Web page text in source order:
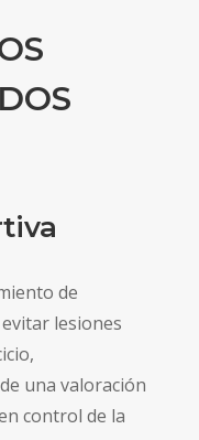
de
lesiones
una valoración
control de la